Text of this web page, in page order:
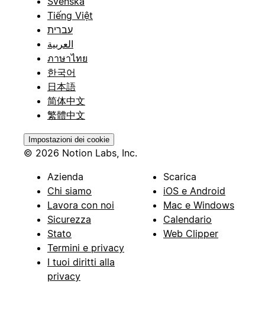
Tiếng Việt
עברית
العربية
ภาษาไทย
한국어
日本語
简体中文
繁體中文
Impostazioni dei cookie
© 2026 Notion Labs, Inc.
Azienda
Chi siamo
Lavora con noi
Sicurezza
Stato
Termini e privacy
I tuoi diritti alla
privacy
Scarica
iOS e Android
Mac e Windows
Calendario
Web Clipper